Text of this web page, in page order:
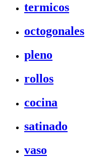
termicos
octogonales
pleno
rollos
cocina
satinado
vaso